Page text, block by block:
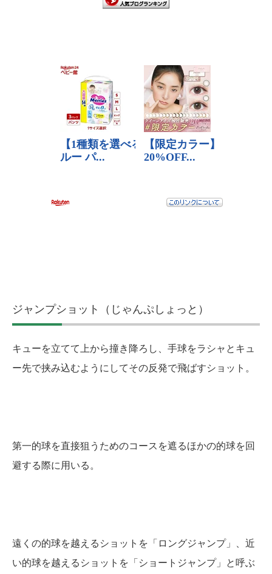
ジャンプショット（じゃんぷしょっと）
キューを立てて上から撞き降ろし、手球をラシャとキュ
ー先で挟み込むようにしてその反発で飛ばすショット。
第一的球を直接狙うためのコースを遮るほかの的球を回
避する際に用いる。
遠くの的球を越えるショットを「ロングジャンプ」、近
い的球を越えるショットを「ショートジャンプ」と呼ぶ